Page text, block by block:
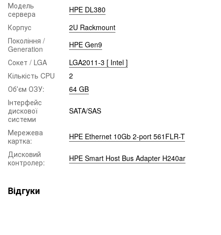
Модель
сервера
HPE DL380
Корпус
2U Rackmount
Покоління /
Generation
HPE Gen9
Сокет / LGA
LGA2011-3 [ Intel ]
Кількість CPU
2
Обʼєм ОЗУ:
64 GB
Інтерфейс
дискової
системи
SATA/SAS
Мережева
картка:
HPE Ethernet 10Gb 2-port 561FLR-T
Дисковий
контролер:
HPE Smart Host Bus Adapter H240ar
Відгуки